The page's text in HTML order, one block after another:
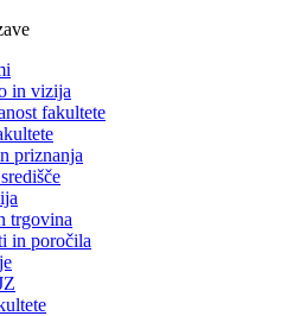
in vizija
fakultete
priznanja
trgovina
in poročila